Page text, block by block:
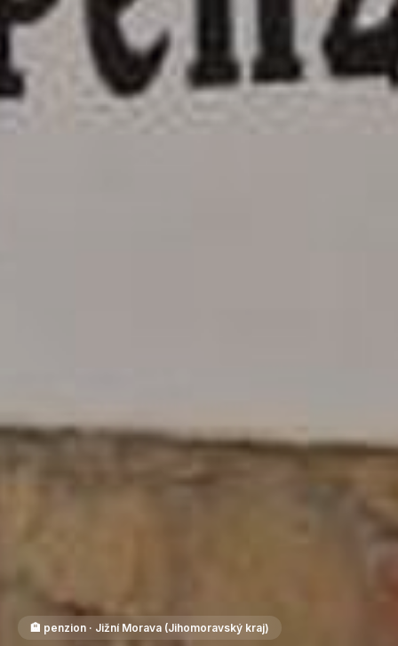
🏨 penzion · Jižní Morava (Jihomoravský kraj)